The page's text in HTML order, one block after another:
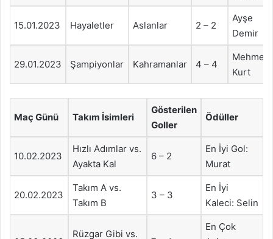
15.01.2023 Hayaletler Aslanlar 2 – 2
Ayşe
Demir
29.01.2023 Şampiyonlar Kahramanlar 4 – 4
Mehmet
Kurt
Maç Günü Takım İsimleri
Gösterilen
Goller
Ödüller
10.02.2023
Hızlı Adımlar vs.
Ayakta Kal
6 – 2
En İyi Gol:
Murat
20.02.2023
Takım A vs.
Takım B
3 – 3
En İyi
Kaleci: Selin
Rüzgar Gibi vs.
En Çok